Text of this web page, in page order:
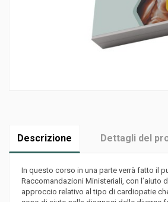
Descrizione Dettagli del
In questo corso in una parte verrà fatto il
Raccomandazioni Ministeriali, con l’aiuto
approccio relativo al tipo di cardiopatie